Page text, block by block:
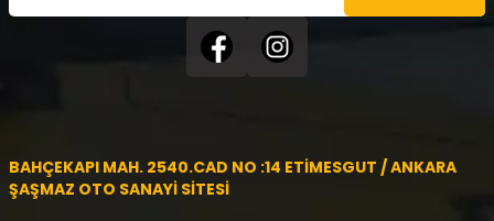
BAHÇEKAPI MAH. 2540.CAD NO :14 ETİMESGUT / ANKARA
ŞAŞMAZ OTO SANAYİ SİTESİ